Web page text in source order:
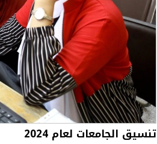
تنسيق الجامعات لعام 2024